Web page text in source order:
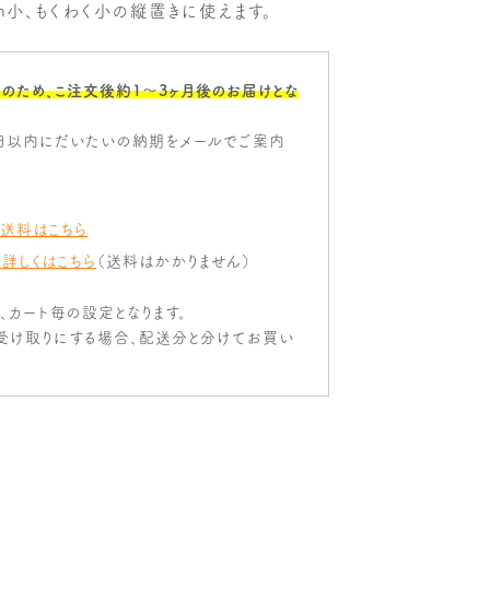
、もくわく小の縦置きに使えます。
ため、こ注文後約1〜3ヶ月後のお届けとな
内にだいたいの納期をメールでご案内
料はこちら
しくはこちら （送料はかかりません）
ート毎の設定となります。
取りにする場合、配送分と分けてお買い